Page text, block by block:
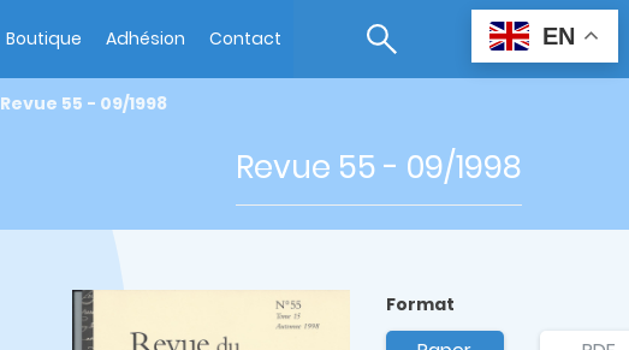
Boutique Adhésion Contact EN
Revue 55 - 09/1998
Revue 55 - 09/1998
Format